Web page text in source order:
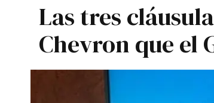
Las tres
Chevron que el